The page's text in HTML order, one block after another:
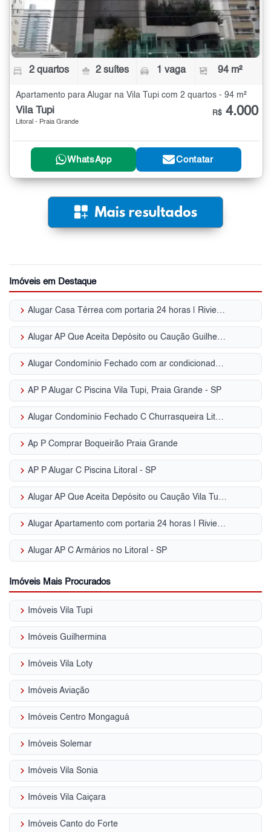
2 quartos 2 suítes 1 vaga 94 m²
Apartamento para Alugar na Vila Tupi com 2 quartos - 94 m²
Vila Tupi
Litoral - Praia Grande
R$ 4.000
WhatsApp Contatar
Imóveis em Destaque
keyboard_arrow_right Alugar Casa Térrea com portaria 24 horas | Riviera de São Lourenço
keyboard_arrow_right Alugar AP Que Aceita Depósito ou Caução Guilhermina, Praia Grande - SP
keyboard_arrow_right Alugar Condomínio Fechado com ar condicionado | Jardim Acapulco
keyboard_arrow_right AP P Alugar C Piscina Vila Tupi, Praia Grande - SP
keyboard_arrow_right Alugar Condomínio Fechado C Churrasqueira Litoral- SP
keyboard_arrow_right Ap P Comprar Boqueirão Praia Grande
keyboard_arrow_right AP P Alugar C Piscina Litoral - SP
keyboard_arrow_right Alugar AP Que Aceita Depósito ou Caução Vila Tupi, Praia Grande - SP
keyboard_arrow_right Alugar Apartamento com portaria 24 horas | Riviera de São Lourenço
keyboard_arrow_right Alugar AP C Armários no Litoral - SP
Imóveis Mais Procurados
keyboard_arrow_right Imóveis Vila Tupi
keyboard_arrow_right Imóveis Guilhermina
keyboard_arrow_right Imóveis Vila Loty
keyboard_arrow_right Imóveis Aviação
keyboard_arrow_right Imóveis Centro Mongaguá
keyboard_arrow_right Imóveis Solemar
keyboard_arrow_right Imóveis Vila Sonia
keyboard_arrow_right Imóveis Vila Caiçara
keyboard_arrow_right Imóveis Canto do Forte